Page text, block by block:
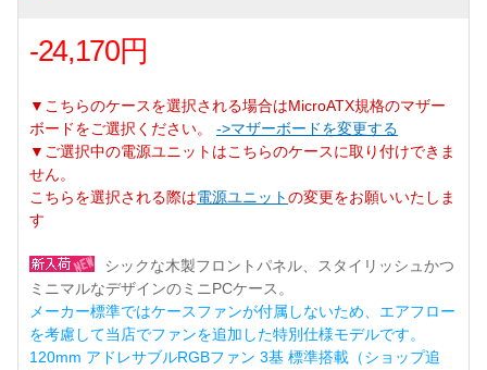
-24,170円
▼こちらのケースを選択される場合はMicroATX規格のマザー
ボードをご選択ください。 ->マザーボードを変更する
▼ご選択中の電源ユニットはこちらのケースに取り付けできま
せん。
こちらを選択される際は電源ユニットの変更をお願いいたしま
す
シックな木製フロントパネル、スタイリッシュかつ
ミニマルなデザインのミニPCケース。
メーカー標準ではケースファンが付属しないため、エアフロー
を考慮して当店でファンを追加した特別仕様モデルです。
120mm アドレサブルRGBファン 3基 標準搭載（ショップ追